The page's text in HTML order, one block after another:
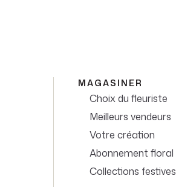
MAGASINER
Choix du fleuriste
Meilleurs vendeurs
Votre création
Abonnement floral
Collections festives